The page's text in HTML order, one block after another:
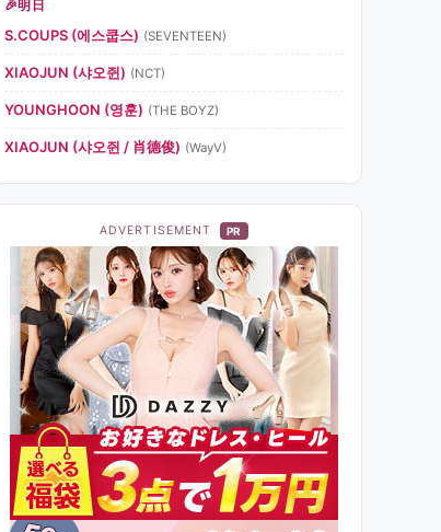
明日
S.COUPS (에스쿱스) (SEVENTEEN)
XIAOJUN (샤오쥔) (NCT)
YOUNGHOON (영훈) (THE BOYZ)
XIAOJUN (샤오쥔 / 肖德俊) (WayV)
ADVERTISEMENT PR